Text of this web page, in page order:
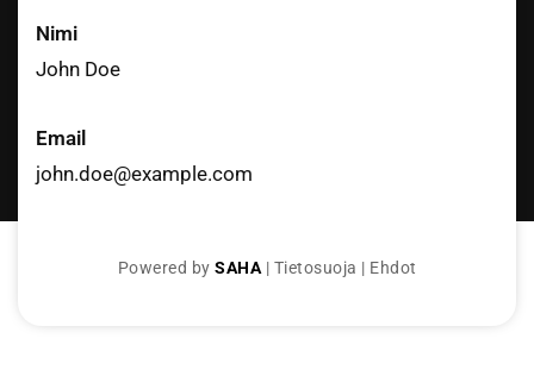
Nimi
John Doe
Email
john.doe@example.com
Powered by SAHA| Tietosuoja | Ehdot